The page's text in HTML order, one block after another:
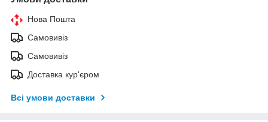
Нова Пошта
Самовивіз
Самовивіз
Доставка кур'єром
Всі умови доставки